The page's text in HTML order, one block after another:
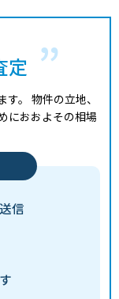
定
。 物件の立地、
におおよその相場
信